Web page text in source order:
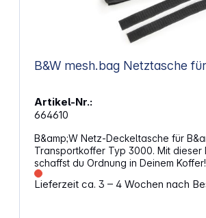
B&W
Artikel-Nr.:
664610
B&amp;W Netz-Deckeltasche für
Transportkoffer Typ 3000. Mit dieser
schaffst du Ordnung in Deinem
aus Netzmaterial bietet diese
Möglichkeit zur Aufbewahrung von
Lieferzeit ca. 3 – 4 Wochen nach